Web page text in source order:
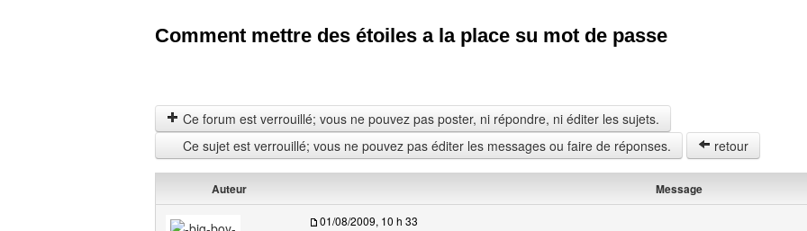
Comment mettre des étoiles a la place su mot de passe
Ce forum est verrouillé; vous ne pouvez pas poster, ni répondre, ni éditer les sujets.
Ce sujet est verrouillé; vous ne pouvez pas éditer les messages ou faire de réponses.
retour
Auteur Message
01/08/2009, 10 h 33